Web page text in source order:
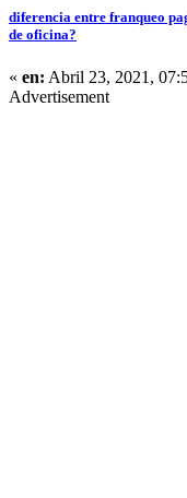
diferencia entre franqueo
de oficina?
« en: Abril 23, 2021,
Advertisement